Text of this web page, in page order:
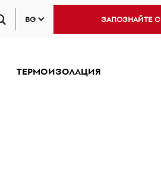
BG ЗАПОЗНАЙТЕ
ТЕРМОИЗОЛАЦИЯ